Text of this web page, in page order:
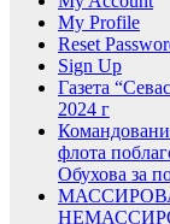
My Profile
Reset
Sign Up
Газета
2024 г
флота
Обухова за